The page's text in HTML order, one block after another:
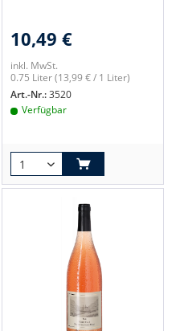
10,49 €
inkl. MwSt.
0.75 Liter(13,99 € / 1 Liter)
Art.-Nr.:3520
Verfügbar